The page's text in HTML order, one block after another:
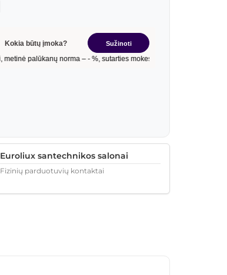
Euroliux santechnikos salonai
Fizinių parduotuvių kontaktai